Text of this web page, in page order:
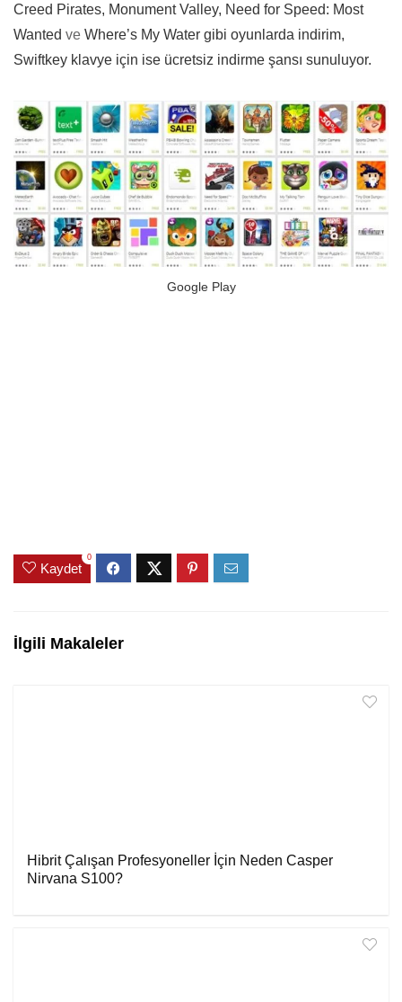
Creed Pirates, Monument Valley, Need for Speed: Most
Wanted ve Where’s My Water gibi oyunlarda indirim,
Swiftkey klavye için ise ücretsiz indirme şansı sunuluyor.
Google Play
Kaydet
0
İlgili Makaleler
Hibrit Çalışan Profesyoneller İçin Neden Casper
Nirvana S100?